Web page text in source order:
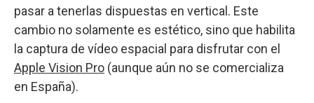
pasar a tenerlas dispuestas en vertical. Este
cambio no solamente es estético, sino que habilita
la captura de vídeo espacial para disfrutar con el
Apple Vision Pro (aunque aún no se comercializa
en España).